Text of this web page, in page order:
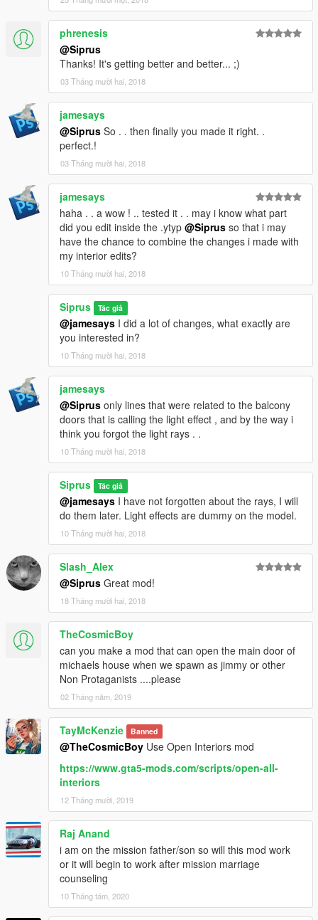
phrenesis
@Siprus
Thanks! It's getting better and better... ;)
03 Tháng mười hai, 2018
jamesays
@Siprus So . . then finally you made it right. .
perfect.!
03 Tháng mười hai, 2018
jamesays
haha . . a wow ! .. tested it . . may i know what part
did you edit inside the .ytyp @Siprus so that i may
have the chance to combine the changes i made with
my interior edits?
10 Tháng mười hai, 2018
Siprus Tác giả
@jamesays I did a lot of changes, what exactly are
you interested in?
10 Tháng mười hai, 2018
jamesays
@Siprus only lines that were related to the balcony
doors that is calling the light effect , and by the way i
think you forgot the light rays . .
10 Tháng mười hai, 2018
Siprus Tác giả
@jamesays I have not forgotten about the rays, I will
do them later. Light effects are dummy on the model.
10 Tháng mười hai, 2018
Slash_Alex
@Siprus Great mod!
18 Tháng mười hai, 2018
TheCosmicBoy
can you make a mod that can open the main door of
michaels house when we spawn as jimmy or other
Non Protaganists ....please
02 Tháng năm, 2019
TayMcKenzie Banned
@TheCosmicBoy Use Open Interiors mod
https://www.gta5-mods.com/scripts/open-all-
interiors
12 Tháng mười, 2019
Raj Anand
i am on the mission father/son so will this mod work
or it will begin to work after mission marriage
counseling
10 Tháng tám, 2020